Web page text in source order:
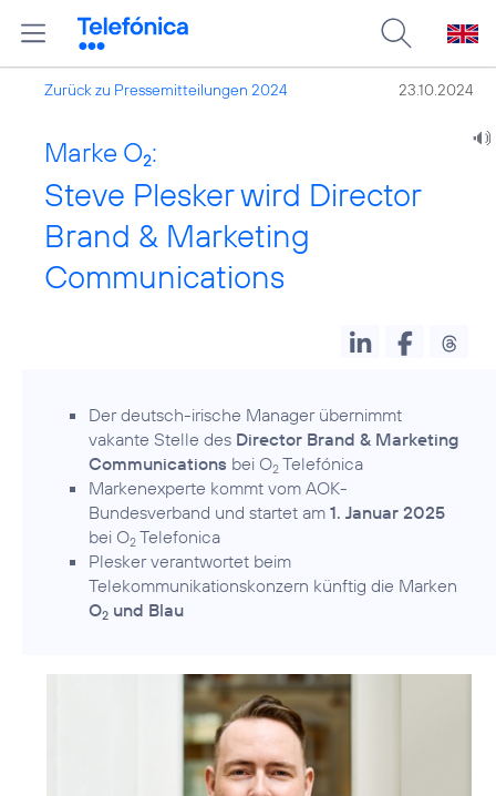
Zurück zu Pressemitteilungen 2024 23.10.2024
Marke O2:
Steve Plesker wird Director
Brand & Marketing
Communications
Der deutsch-irische Manager übernimmt
vakante Stelle des Director Brand & Marketing
Communications bei O2 Telefónica
Markenexperte kommt vom AOK-
Bundesverband und startet am 1. Januar 2025
bei O2 Telefonica
Plesker verantwortet beim
Telekommunikationskonzern künftig die Marken
O2 und Blau